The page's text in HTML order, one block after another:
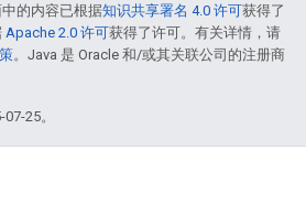
的内容已根据知识共享署名 4.0 许可获得了
Apache 2.0 许可获得了许可。有关详情，请
。Java 是 Oracle 和/或其关联公司的注册商
25。